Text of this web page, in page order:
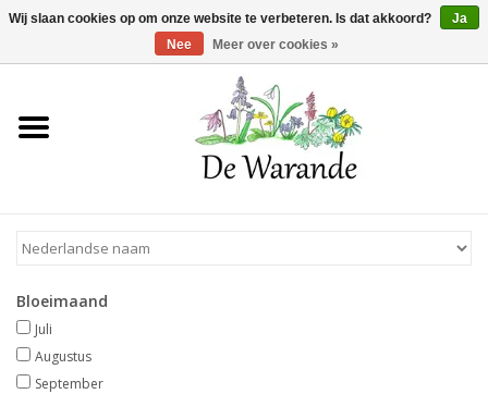
Winkelwagen >0 Artikelen - €0,00
Home
Voorjaarsbloeiers
Zomerbloeiers
Herfstbloeiers
Bloeimaand
Juli
Augustus
September
Wij slaan cookies op om onze website te verbeteren. Is dat akkoord?
Ja
Nee
Meer over cookies »